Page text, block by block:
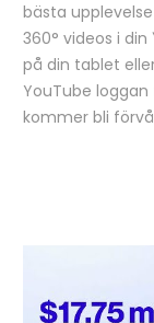
bästa
360° videos i din
på din tablet
YouTube
kommer bli